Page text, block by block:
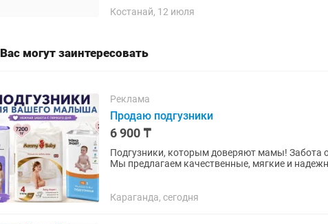
Костанай, 12 июля
Вас могут заинтересовать
Реклама
Продаю подгузники
6 900 ₸
Подгузники, которым доверяют мамы! Забота о малыше начинается с правильного выбора.
Мы предлагаем качественные, мягкие и
Караганда, сегодня